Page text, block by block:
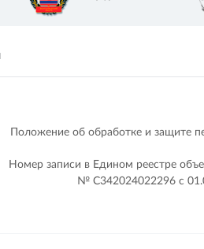
Положение об обработке и защите
Номер записи в Едином реестре
№ С342024022296 c